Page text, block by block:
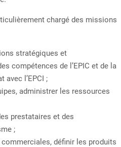
chargé des missions
stratégiques et
compétences de l’EPIC et de la
avec l’EPCI ;
administrer les ressources
prestataires et des
;
définir les produits